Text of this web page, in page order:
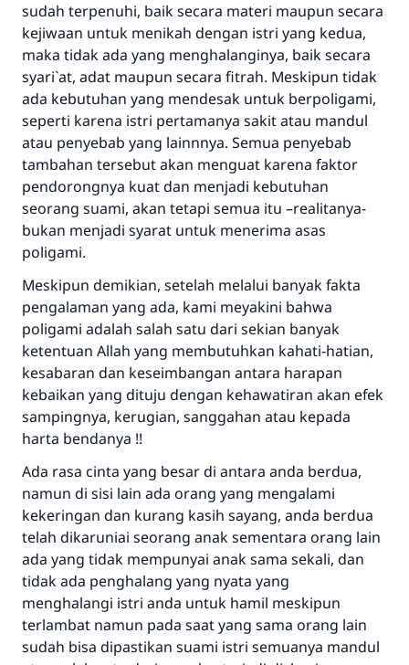
sudah terpenuhi, baik secara materi maupun secara
kejiwaan untuk menikah dengan istri yang kedua,
maka tidak ada yang menghalanginya, baik secara
syari`at, adat maupun secara fitrah. Meskipun tidak
ada kebutuhan yang mendesak untuk berpoligami,
seperti karena istri pertamanya sakit atau mandul
atau penyebab yang lainnnya. Semua penyebab
tambahan tersebut akan menguat karena faktor
pendorongnya kuat dan menjadi kebutuhan
seorang suami, akan tetapi semua itu –realitanya-
bukan menjadi syarat untuk menerima asas
poligami.
Meskipun demikian, setelah melalui banyak fakta
pengalaman yang ada, kami meyakini bahwa
poligami adalah salah satu dari sekian banyak
ketentuan Allah yang membutuhkan kahati-hatian,
kesabaran dan keseimbangan antara harapan
kebaikan yang dituju dengan kehawatiran akan efek
sampingnya, kerugian, sanggahan atau kepada
harta bendanya !!
Ada rasa cinta yang besar di antara anda berdua,
namun di sisi lain ada orang yang mengalami
kekeringan dan kurang kasih sayang, anda berdua
telah dikaruniai seorang anak sementara orang lain
ada yang tidak mempunyai anak sama sekali, dan
tidak ada penghalang yang nyata yang
menghalangi istri anda untuk hamil meskipun
terlambat namun pada saat yang sama orang lain
sudah bisa dipastikan suami istri semuanya mandul